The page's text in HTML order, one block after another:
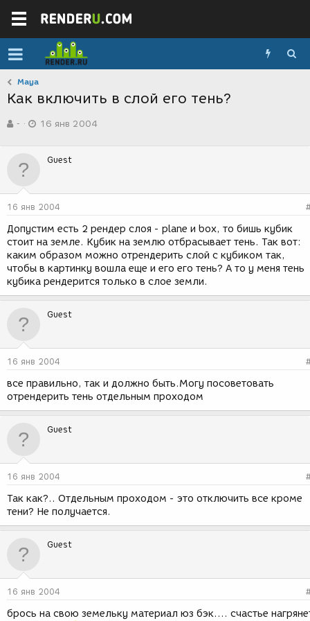
Maya
Как включить в слой его тень?
в
р
м
-
а
д
н
и
я
16 янв 2004
Guest
16 янв 2004
Допустим есть 2 рендер слоя - plane и box, то бишь кубик
стоит на земле. Кубик на землю отбрасывает тень. Так вот:
каким образом можно отрендерить слой с кубиком так,
чтобы в картинку вошла еще и его его тень? А то у меня тень
кубика рендерится только в слое земли.
Guest
16 янв 2004
все правильно, так и должно быть.Могу посоветовать
отрендерить тень отдельным проходом
Guest
16 янв 2004
Так как?.. Отдельным проходом - это отключить все кроме
тени? Не получается.
Guest
16 янв 2004
брось на свою земельку материал юз бэк.... счастье